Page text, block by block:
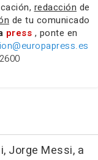
redacción de
de tu comunicado
press , ponte en
Jorge Messi, a